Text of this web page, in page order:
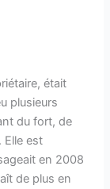
était
plusieurs
du fort, de
Elle est
en 2008
de plus en